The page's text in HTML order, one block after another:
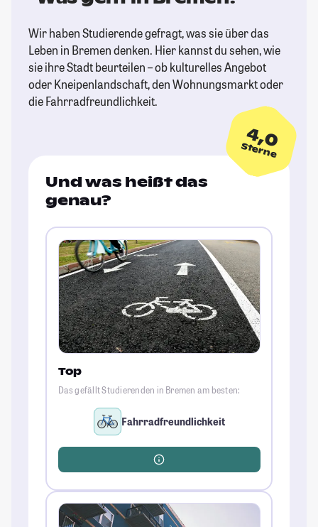
Wir haben Studierende gefragt, was sie über das
Leben in Bremen denken. Hier kannst du sehen, wie
sie ihre Stadt beurteilen – ob kulturelles Angebot
oder Kneipenlandschaft, den Wohnungsmarkt oder
die Fahrradfreundlichkeit.
4,0
Sterne
Und was heißt das
genau?
Top
Das gefällt Studierenden in Bremen am besten:
Fahrradfreundlichkeit